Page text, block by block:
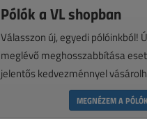
Pólók a VL shopban
Válasszon új, egyedi pólóinkból!
meglévő meghosszabbítása
jelentős kedvezménnyel
MEGNÉZEM A